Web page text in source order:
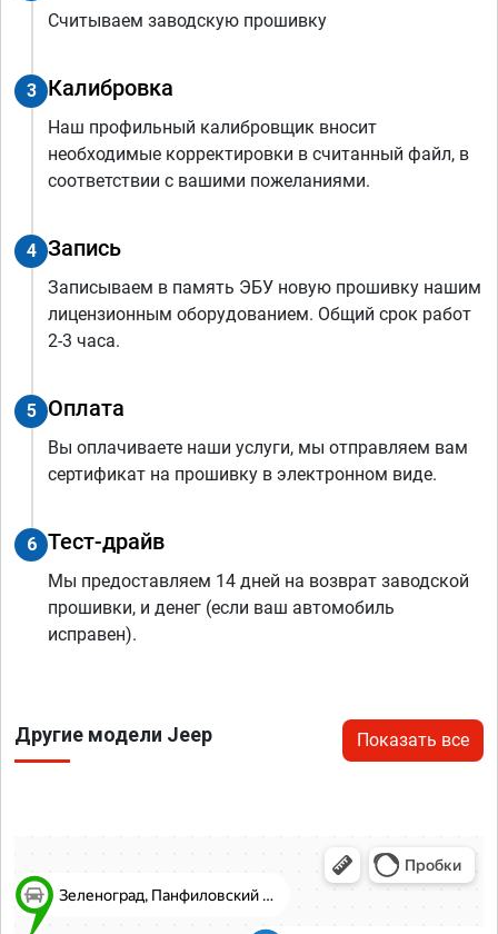
Считываем заводскую прошивку
3 Калибровка
Наш профильный калибровщик вносит
необходимые корректировки в считанный файл, в
соответствии с вашими пожеланиями.
4 Запись
Записываем в память ЭБУ новую прошивку нашим
лицензионным оборудованием. Общий срок работ
2-3 часа.
5 Оплата
Вы оплачиваете наши услуги, мы отправляем вам
сертификат на прошивку в электронном виде.
6 Тест-драйв
Мы предоставляем 14 дней на возврат заводской
прошивки, и денег (если ваш автомобиль
исправен).
Другие модели Jeep Показать все